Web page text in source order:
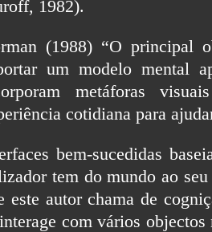
1982).
(1988) “O principal
um modelo mental
metáforas
cotidiana para
bem-sucedidas
tem do mundo ao
este autor chama de
com vários